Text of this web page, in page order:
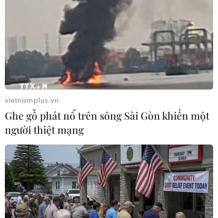
chống biến đổi khí hậu mà còn cho thấy một
tương lai phát triển bền vững là hoàn toàn khả
thi khi có sự cam kết, đầu tư chiến lược và sự
hợp tác chặt chẽ giữa doanh nghiệp, người tiêu
dùng và các đối tác./.
vietnamplus.vn
Ghe gỗ phát nổ trên sông Sài Gòn khiến một
người thiệt mạng